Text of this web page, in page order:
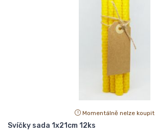
Momentálně nelze koupit
Svíčky sada 1x21cm 12ks